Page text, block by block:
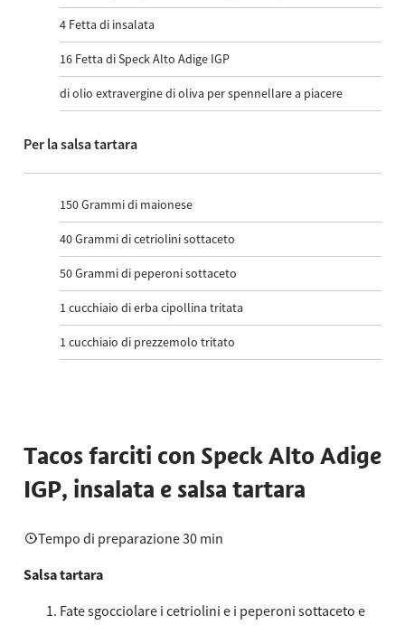
4 Fetta di insalata
16 Fetta di Speck Alto Adige IGP
di olio extravergine di oliva per spennellare a piacere
Per la salsa tartara
150Grammi di maionese
40Grammi di cetriolini sottaceto
50Grammi di peperoni sottaceto
1cucchiaio di erba cipollina tritata
1cucchiaio di prezzemolo tritato
Tacos farciti con Speck Alto Adige
IGP, insalata e salsa tartara
Tempo di preparazione 30 min
Salsa tartara
Fate sgocciolare i cetriolini e i peperoni sottaceto e